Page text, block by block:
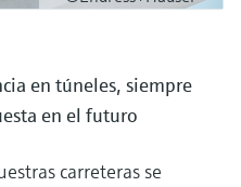
en túneles, siempre
en el futuro
carreteras se